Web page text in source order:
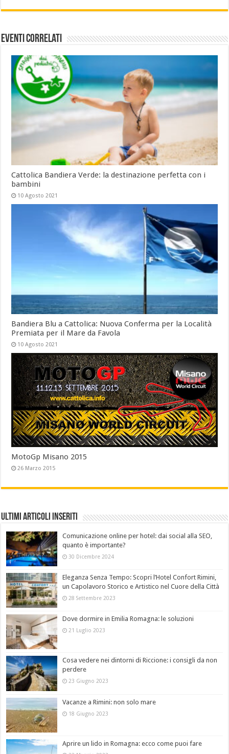
Eventi Correlati
Cattolica Bandiera Verde: la destinazione perfetta con i
bambini
10 Agosto 2021
Bandiera Blu a Cattolica: Nuova Conferma per la Località
Premiata per il Mare da Favola
10 Agosto 2021
MotoGp Misano 2015
26 Marzo 2015
Ultimi Articoli Inseriti
Comunicazione online per hotel: dai social alla SEO,
quanto è importante?
30 Dicembre 2024
Eleganza Senza Tempo: Scopri l’Hotel Confort Rimini,
un Capolavoro Storico e Artistico nel Cuore della Città
28 Settembre 2023
Dove dormire in Emilia Romagna: le soluzioni
21 Luglio 2023
Cosa vedere nei dintorni di Riccione: i consigli da non
perdere
23 Giugno 2023
Vacanze a Rimini: non solo mare
18 Giugno 2023
Aprire un lido in Romagna: ecco come puoi fare